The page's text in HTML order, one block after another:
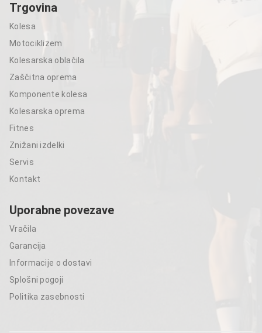
Trgovina
Kolesa
Motociklizem
Kolesarska oblačila
Zaščitna oprema
Komponente kolesa
Kolesarska oprema
Fitnes
Znižani izdelki
Servis
Kontakt
Uporabne povezave
Vračila
Garancija
Informacije o dostavi
Splošni pogoji
Politika zasebnosti